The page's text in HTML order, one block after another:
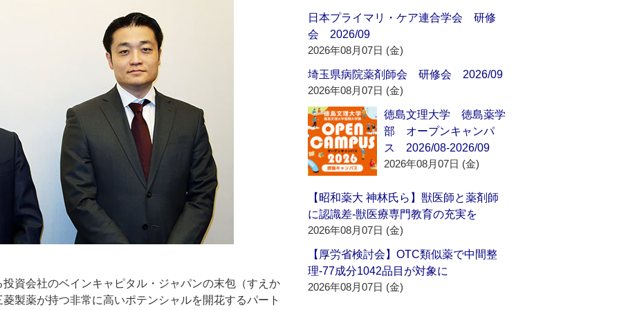
資会社のベインキャピタル・ジャパンの末包（すえか
製薬が持つ非常に高いポテンシャルを開花するパート
日本プライマリ・ケア連合学会 研修
会 2026/09
2026年08月07日 (金)
埼玉県病院薬剤師会 研修会 2026/09
2026年08月07日 (金)
徳島文理大学 徳島薬学
部 オープンキャンパ
ス 2026/08-2026/09
2026年08月07日 (金)
【昭和薬大 神林氏ら】獣医師と薬剤師
に認識差‐獣医療専門教育の充実を
2026年08月07日 (金)
【厚労省検討会】OTC類似薬で中間整
理‐77成分1042品目が対象に
2026年08月07日 (金)